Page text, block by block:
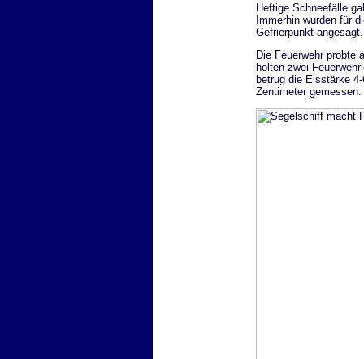
Heftige Schneefälle
Immerhin wurden für
Gefrierpunkt
Die Feuerwehr probte
holten zwei
betrug die Eisstärke
Zentimeter gemessen.